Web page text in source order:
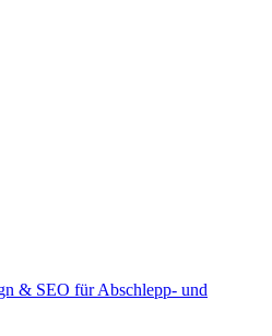
& SEO für Abschlepp- und